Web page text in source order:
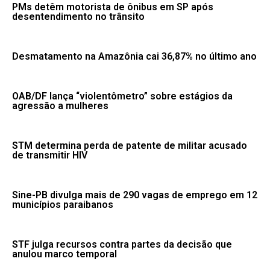
PMs detêm motorista de ônibus em SP após
desentendimento no trânsito
Desmatamento na Amazônia cai 36,87% no último ano
OAB/DF lança “violentômetro” sobre estágios da
agressão a mulheres
STM determina perda de patente de militar acusado
de transmitir HIV
Sine-PB divulga mais de 290 vagas de emprego em 12
municípios paraibanos
STF julga recursos contra partes da decisão que
anulou marco temporal